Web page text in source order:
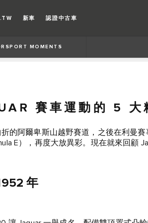
新車 認證中古車
MOMENTS
賽車運動的 5 大
的阿爾卑斯山越野賽道，之後在利曼
E），再度大放異彩。現在就來回顧
年